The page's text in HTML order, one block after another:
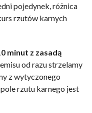
pojedynek, różnica
rzutów karnych
minut z zasadą
od razu strzelamy
z wytyczonego
rzutu karnego jest